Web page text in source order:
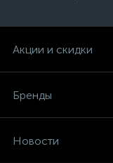
Акции и скидки
Бренды
Новости